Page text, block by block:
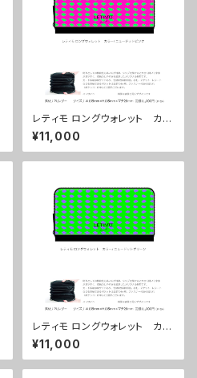
レティモ ロングウォレット カラ
ー/ ニュードットピンク ■配送
まで３週間
¥11,000
レティモ ロングウォレット カラ
ー/ ニュードットグリーン ■配
送まで３週間
¥11,000